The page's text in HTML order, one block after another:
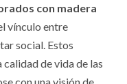
con madera
vínculo entre
social. Estos
de vida de las